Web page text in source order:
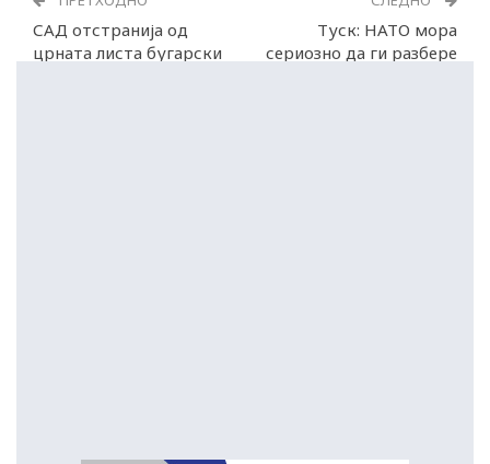
САД отстранија од
црната листа бугарски
Туск: НАТО мора
сериозно да ги разбере